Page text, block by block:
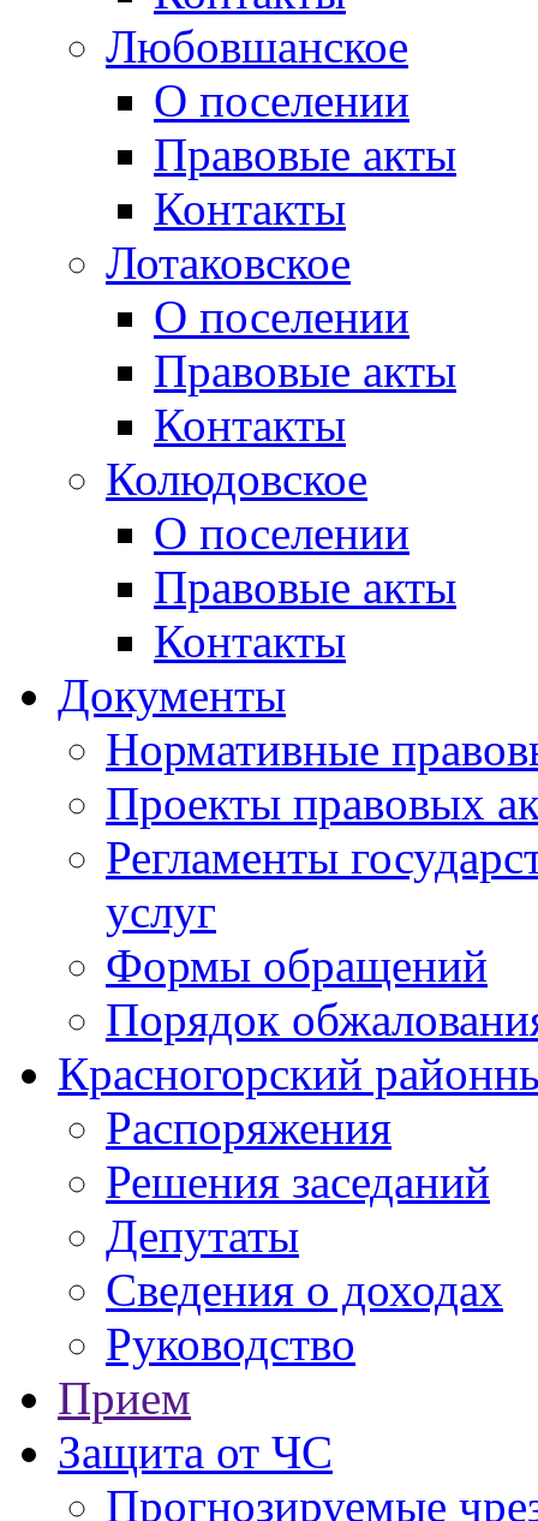
Любовшанское
О поселении
Правовые акты
Контакты
Лотаковское
О поселении
Правовые акты
Контакты
Колюдовское
О поселении
Правовые акты
Контакты
Документы
Нормативные
Проекты правовых
Регламенты
услуг
Формы обращений
Порядок
Красногорский
Распоряжения
Решения заседаний
Депутаты
Сведения о доходах
Руководство
Прием
Защита от ЧС
Прогнозируемые